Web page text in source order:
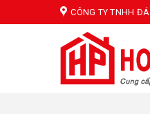
to
CÔNG TY TNHH